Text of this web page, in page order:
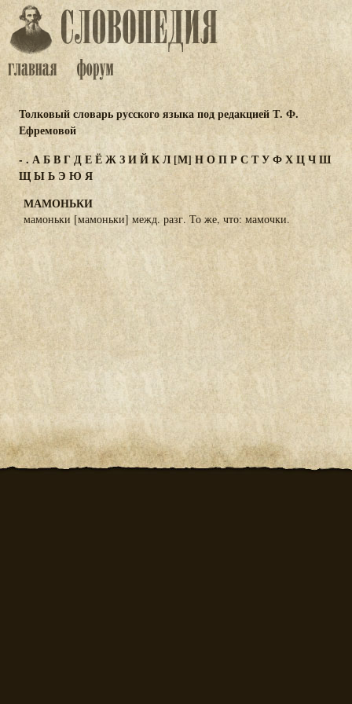
Толковый словарь русского языка под редакцией Т. Ф.
Ефремовой
- . АБВГДЕЁЖЗИЙКЛ[М] НОПРС ТУФХЦЧШ
ЩЫЬЭ ЮЯ
МАМОНЬКИ
мамоньки [мамоньки] межд. разг. То же, что: мамочки.